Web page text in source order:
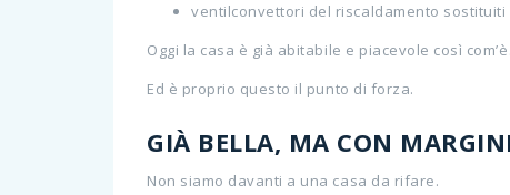
ventilconvettori del riscaldamento sostituiti
Oggi la casa è già abitabile e piacevole così com’è.
Ed è proprio questo il punto di forza.
GIÀ BELLA, MA CON
Non siamo davanti a una casa da rifare.